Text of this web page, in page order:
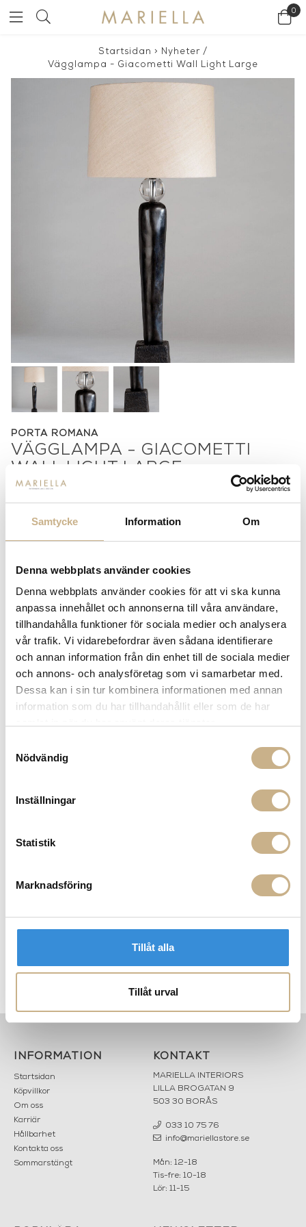
Samtycke Information Om
Denna webbplats använder cookies
Denna webbplats använder cookies för att vi ska kunna
anpassa innehållet och annonserna till våra användare,
tillhandahålla funktioner för sociala medier och analysera
vår trafik. Vi vidarebefordrar även sådana identifierare
och annan information från din enhet till de sociala medier
och annons- och analysföretag som vi samarbetar med.
Dessa kan i sin tur kombinera informationen med annan
information som du har tillhandahållit eller som de har
Nödvändig
Inställningar
Statistik
Marknadsföring
Tillåt alla
Tillåt urval
0
Startsidan > Nyheter /
Vägglampa - Giacometti Wall Light Large
PORTA ROMANA
VÄGGLAMPA - GIACOMETTI
WALL LIGHT LARGE
Stock status: Special Order Item
10% välkomstrabatt
nyhetsbrev
Fri frakt på mindra varor vid köp över 1000:-
900:- i frakt vid köp av större möbler
Hämta i butik
FRÅGA OSS OM PRODUKTEN
Taklampa - Lollipop
Vägglampa - Pillar
INFORMATION
Startsidan
Köpvillkor
Om oss
Karriär
Hållbarhet
Kontakta oss
Sommarstängt
KONTAKT
MARIELLA INTERIORS
LILLA BROGATAN 9
503 30 BORÅS
033 10 75 76
info@mariellastore.se
Mån: 12-18
Tis-fre: 10-18
Lör: 11-15